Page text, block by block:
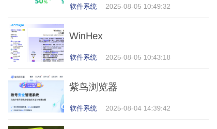
软件系统 2025-08-05 10:49:32
WinHex
软件系统 2025-08-05 10:43:18
紫鸟浏览器
软件系统 2025-08-04 14:39:42